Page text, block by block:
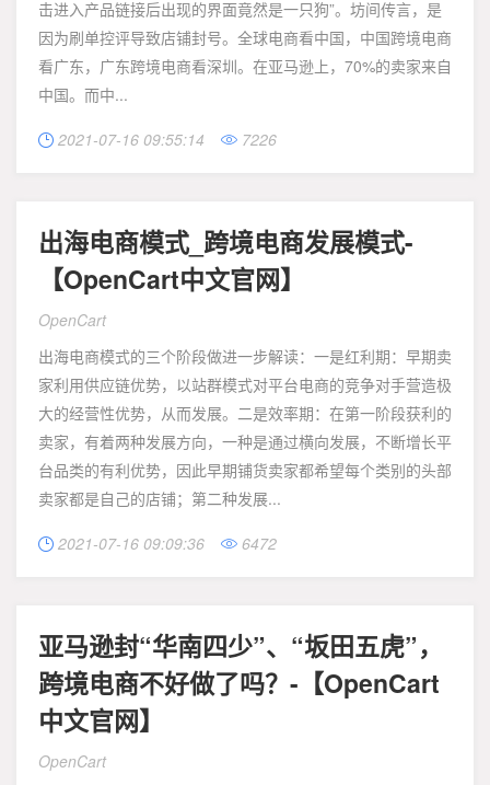
击进入产品链接后出现的界面竟然是一只狗”。坊间传言，是
因为刷单控评导致店铺封号。全球电商看中国，中国跨境电商
看广东，广东跨境电商看深圳。在亚马逊上，70%的卖家来自
中国。而中...
 2021-07-16 09:55:14  7226
出海电商模式_跨境电商发展模式-
【OpenCart中文官网】
OpenCart
出海电商模式的三个阶段做进一步解读：一是红利期：早期卖
家利用供应链优势，以站群模式对平台电商的竞争对手营造极
大的经营性优势，从而发展。二是效率期：在第一阶段获利的
卖家，有着两种发展方向，一种是通过横向发展，不断增长平
台品类的有利优势，因此早期铺货卖家都希望每个类别的头部
卖家都是自己的店铺；第二种发展...
 2021-07-16 09:09:36  6472
亚马逊封“华南四少”、“坂田五虎”，
跨境电商不好做了吗？-【OpenCart
中文官网】
OpenCart